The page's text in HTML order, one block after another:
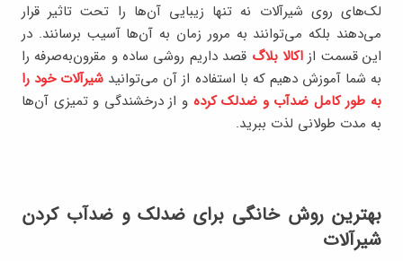
لک‌های روی شیرآلات نه تنها زیبایی آن‌ها را تحت تاثیر قرار
می‌دهند بلکه می‌توانند به مرور زمان به آن‌ها آسیب برسانند. در
این قسمت ازاکالا بلاگ قصد داریم روشی ساده و مقرون‌به‌صرفه را
به شما آموزش دهیم که با استفاده از آن می‌توانید شیرآلات خود را
به طور کامل ضدآب و ضدلک کرده و از درخشندگی و تمیزی آن‌ها
به مدت طولانی لذت ببرید.
بهترین روش خانگی برای ضدلک و ضدآب کردن
شیرآلات